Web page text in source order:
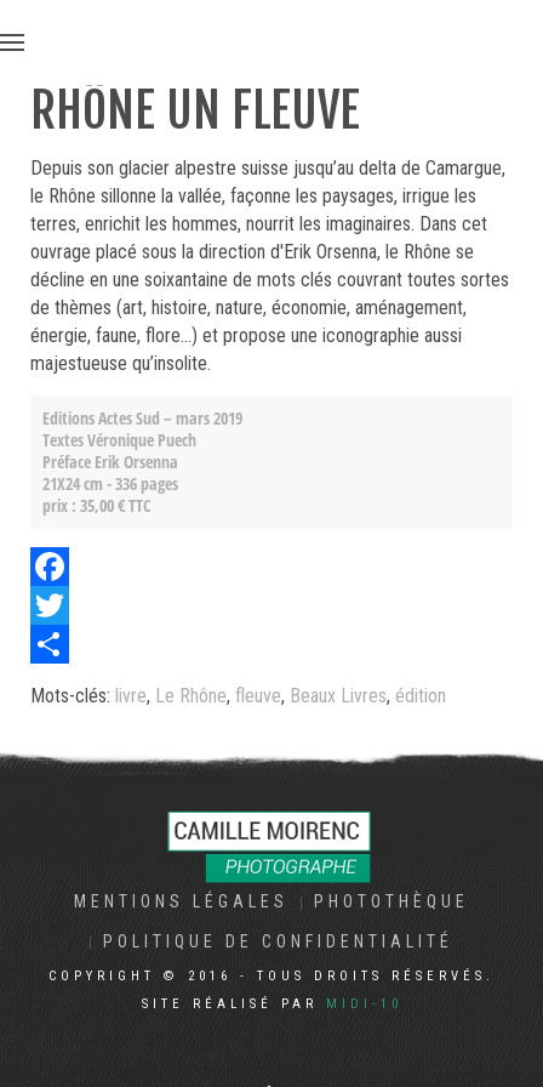
RHÔNE UN FLEUVE
Depuis son glacier alpestre suisse jusqu’au delta de Camargue,
le Rhône sillonne la vallée, façonne les paysages, irrigue les
terres, enrichit les hommes, nourrit les imaginaires. Dans cet
ouvrage placé sous la direction d'Erik Orsenna, le Rhône se
décline en une soixantaine de mots clés couvrant toutes sortes
de thèmes (art, histoire, nature, économie, aménagement,
énergie, faune, flore…) et propose une iconographie aussi
majestueuse qu’insolite.
Editions Actes Sud – mars 2019
Textes Véronique Puech
Préface Erik Orsenna
21X24 cm - 336 pages
prix : 35,00 € TTC
Facebook
Twitter
Share
Mots-clés: livre, Le Rhône, fleuve, Beaux Livres, édition
MENTIONS LÉGALES PHOTOTHÈQUE
POLITIQUE DE CONFIDENTIALITÉ
COPYRIGHT © 2016 - TOUS DROITS RÉSERVÉS.
SITE RÉALISÉ PAR
MIDI-10